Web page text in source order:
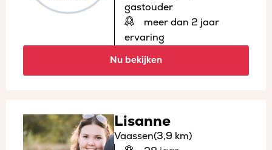
gastouder
meer dan 2 jaar
ervaring
Nu bekijken
Lisanne
Vaassen(3,9 km)